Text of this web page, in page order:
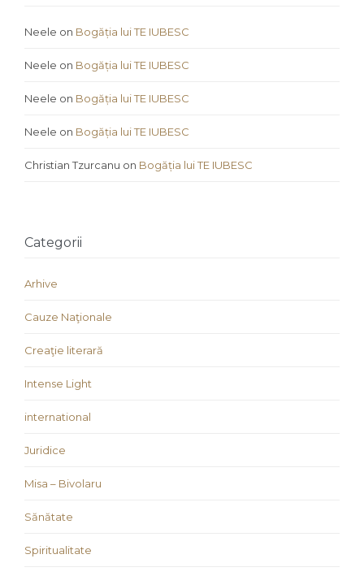
Neele on Bogăția lui TE IUBESC
Neele on Bogăția lui TE IUBESC
Neele on Bogăția lui TE IUBESC
Neele on Bogăția lui TE IUBESC
Christian Tzurcanu on Bogăția lui TE IUBESC
Categorii
Arhive
Cauze Naţionale
Creaţie literară
Intense Light
international
Juridice
Misa – Bivolaru
Sănătate
Spiritualitate